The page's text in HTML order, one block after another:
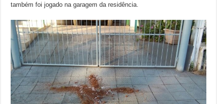
também foi jogado na garagem da residência.